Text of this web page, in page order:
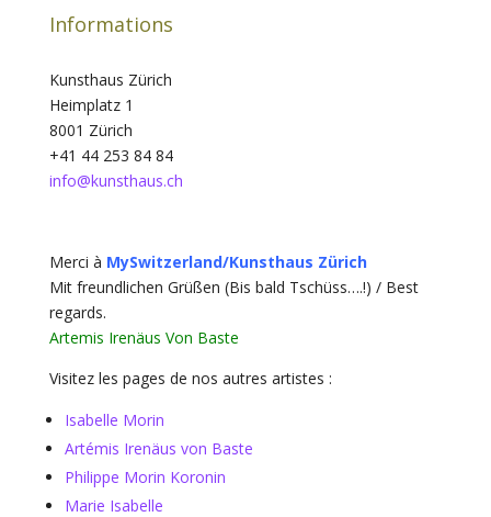
Informations
Kunsthaus Zürich
Heimplatz 1
8001 Zürich
+41 44 253 84 84
info@kunsthaus.ch
Merci à MySwitzerland/Kunsthaus Zürich
Mit freundlichen Grüßen (Bis bald Tschüss….!) / Best
regards.
Artemis Irenäus Von Baste
Visitez les pages de nos autres artistes :
Isabelle Morin
Artémis Irenäus von Baste
Philippe Morin Koronin
Marie Isabelle